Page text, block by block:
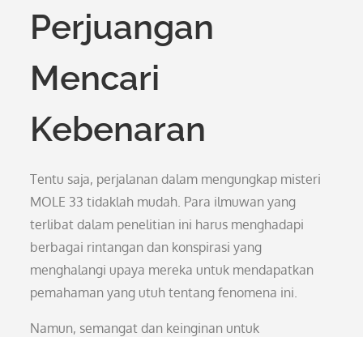
Perjuangan
Mencari
Kebenaran
Tentu saja, perjalanan dalam mengungkap misteri
MOLE 33 tidaklah mudah. Para ilmuwan yang
terlibat dalam penelitian ini harus menghadapi
berbagai rintangan dan konspirasi yang
menghalangi upaya mereka untuk mendapatkan
pemahaman yang utuh tentang fenomena ini.
Namun, semangat dan keinginan untuk